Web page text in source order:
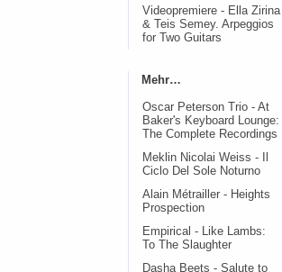
Videopremiere - Ella Zirina
& Teis Semey. Arpeggios
for Two Guitars
Mehr…
Oscar Peterson Trio - At
Baker's Keyboard Lounge:
The Complete Recordings
Meklin Nicolai Weiss - Il
Ciclo Del Sole Noturno
Alain Métrailler - Heights
Prospection
Empirical - Like Lambs:
To The Slaughter
Dasha Beets - Salute to